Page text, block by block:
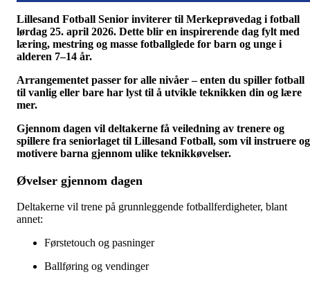
Lillesand Fotball Senior inviterer til Merkeprøvedag i fotball
lørdag 25. april 2026. Dette blir en inspirerende dag fylt med
læring, mestring og masse fotballglede for barn og unge i
alderen 7–14 år.
Arrangementet passer for alle nivåer – enten du spiller fotball
til vanlig eller bare har lyst til å utvikle teknikken din og lære
mer.
Gjennom dagen vil deltakerne få veiledning av trenere og
spillere fra seniorlaget til Lillesand Fotball, som vil instruere og
motivere barna gjennom ulike teknikkøvelser.
Øvelser gjennom dagen
Deltakerne vil trene på grunnleggende fotballferdigheter, blant
annet:
Førstetouch og pasninger
Ballføring og vendinger